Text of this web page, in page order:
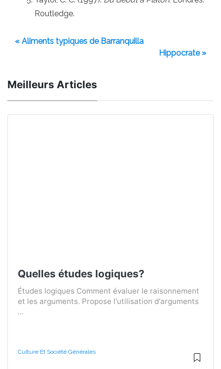
Routledge.
« Aliments typiques de Barranquilla
Hippocrate »
Meilleurs Articles
Quelles études logiques?
Études logiques Comment évaluer le raisonnement
et les arguments. Propose l'utilisation d'arguments
...
Culture Et Société Générales